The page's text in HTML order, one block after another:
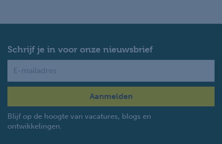
Schrijf je in voor onze nieuwsbrief
Blijf op de hoogte van vacatures, blogs en
ontwikkelingen.